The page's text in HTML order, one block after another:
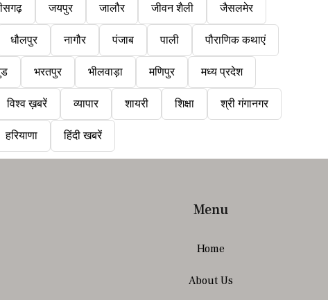
जयपुर जालौर जीवन शैली जैसलमेर
धौलपुर नागौर पंजाब पाली पौराणिक कथाएं
भरतपुर भीलवाड़ा मणिपुर मध्य प्रदेश
विश्व ख़बरें व्यापार शायरी शिक्षा श्री गंगानगर
हरियाणा हिंदी खबरें
Menu
Home
About Us